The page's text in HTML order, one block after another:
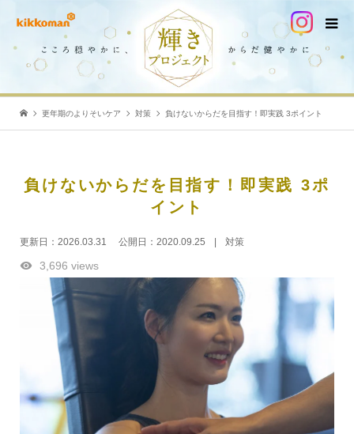
更年期のよりそいケア 対策 負けないからだを目指す！即実践 3ポイント
負けないからだを目指す！即実践 3ポ
イント
更新日： 2026.03.31 公開日： 2020.09.25 対策
3,696 views